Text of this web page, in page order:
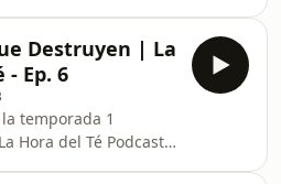
entre la
y esas
que todas
tener. Compartimos
algunos
las pequeñas
Destruyen | La
- Ep. 6
temporada 1
Hora del Té Podcast;